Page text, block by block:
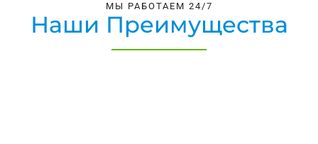
МЫ РАБОТАЕМ 24/7
Наши Преимущества